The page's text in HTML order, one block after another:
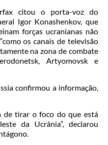
citou o porta-voz do
Igor Konashenkov, que
forças ucranianas não
os canais de televisão
na zona de combate
Artyomovsk e
confirmou a informação,
de tirar o foco do que está
da Ucrânia”, declarou